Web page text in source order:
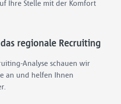
Ihre Stelle mit der Komfort
regionale Recruiting
Analyse schauen wir
an und helfen Ihnen